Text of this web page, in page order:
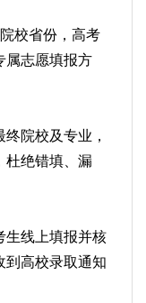
校省份，高考
属志愿填报方
院校及专业，
杜绝错填、漏
生线上填报并核
到高校录取通知